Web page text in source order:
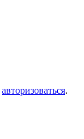
авторизоваться.